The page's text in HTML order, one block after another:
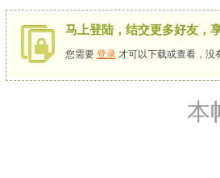
马上登陆，结交更多好友，
您需要 登录 才可以下载或查看，没
本